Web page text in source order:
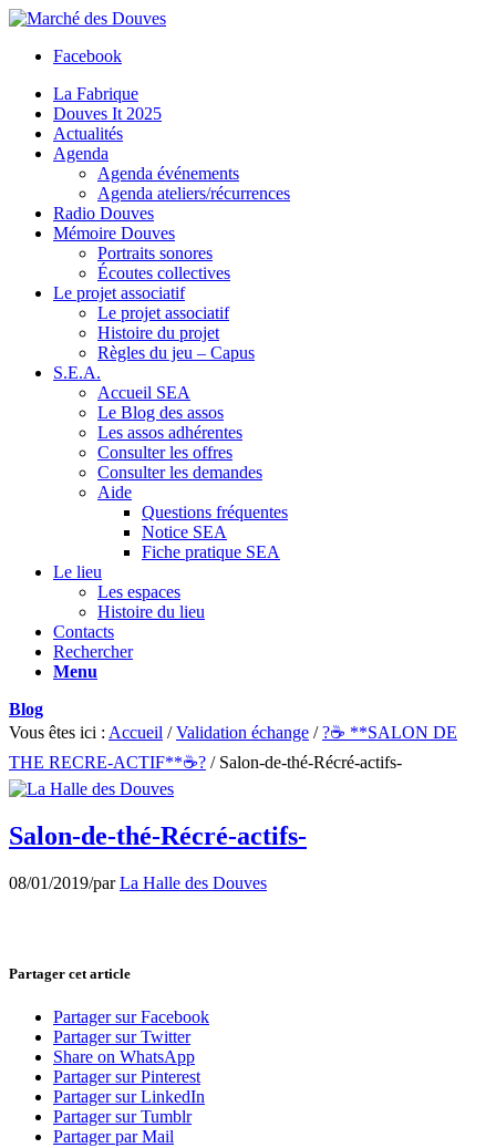
Facebook
La Fabrique
Douves It 2025
Actualités
Agenda
Agenda événements
Agenda ateliers/récurrences
Radio Douves
Mémoire Douves
Portraits sonores
Écoutes collectives
Le projet associatif
Le projet associatif
Histoire du projet
Règles du jeu – Capus
S.E.A.
Accueil SEA
Le Blog des assos
Les assos adhérentes
Consulter les offres
Consulter les demandes
Aide
Questions fréquentes
Notice SEA
Fiche pratique SEA
Le lieu
Les espaces
Histoire du lieu
Contacts
Rechercher
Menu
Blog
Vous êtes ici : Accueil / Validation échange / ?☕ **SALON DE
THE RECRE-ACTIF**☕? / Salon-de-thé-Récré-actifs-
Salon-de-thé-Récré-actifs-
08/01/2019/parLa Halle des Douves
Partager cet article
Partager sur Facebook
Partager sur Twitter
Share on WhatsApp
Partager sur Pinterest
Partager sur LinkedIn
Partager sur Tumblr
Partager par Mail